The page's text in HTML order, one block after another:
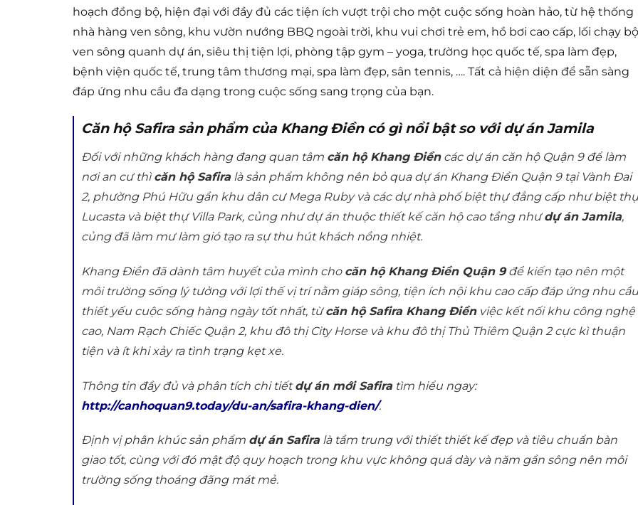
hoạch đồng bộ, hiện đại với đầy đủ các tiện ích vượt trội cho một cuộc sống hoàn hảo, từ hệ thống
nhà hàng ven sông, khu vườn nướng BBQ ngoài trời, khu vui chơi trẻ em, hồ bơi cao cấp, lối chạy bộ
ven sông quanh dự án, siêu thị tiện lợi, phòng tập gym – yoga, trường học quốc tế, spa làm đẹp,
bệnh viện quốc tế, trung tâm thương mại, spa làm đẹp, sân tennis, …. Tất cả hiện diện để sẵn sàng
đáp ứng nhu cầu đa dạng trong cuộc sống sang trọng của bạn.
Căn hộ Safira sản phẩm của Khang Điền có gì nổi bật so với dự án Jamila
Đối với những khách hàng đang quan tâm căn hộ Khang Điềncác dự án căn hộ Quận 9 để làm
nơi an cư thìcăn hộ Safiralà sản phẩm không nên bỏ qua dự án Khang Điền Quận 9 tại Vành Đai
2, phường Phú Hữu gần khu dân cư Mega Ruby và các dự nhà phố biệt thự đẳng cấp như biệt thự
Lucasta và biệt thự Villa Park, củng như dự án thuộc thiết kế căn hộ cao tầng nhưdự án Jamila,
củng đã làm mư làm gió tạo ra sự thu hút khách nồng nhiệt.
Khang Điền đã dành tâm huyết của mình cho căn hộ Khang Điền Quận 9để kiến tạo nên một
môi trường sống lý tưởng với lợi thế vị trí nằm giáp sông, tiện ích nội khu cao cấp đáp ứng nhu cầu
thiết yếu cuộc sống hàng ngày tốt nhất, từcăn hộ Safira Khang Điềnviệc kết nối khu công nghệ
cao, Nam Rạch Chiếc Quận 2, khu đô thị City Horse và khu đô thị Thủ Thiêm Quận 2 cực kì thuận
tiện và ít khi xảy ra tình trạng kẹt xe.
Thông tin đầy đủ và phân tích chi tiếtdự án mới Safiratìm hiểu ngay:
http://canhoquan9.today/du-an/safira-khang-dien/.
Định vị phân khúc sản phẩm dự án Safiralà tầm trung với thiết thiết kế đẹp và tiêu chuẩn bàn
giao tốt, cùng với đó mật độ quy hoạch trong khu vực không quá dày và năm gần sông nên môi
trường sống thoáng đãng mát mẻ.